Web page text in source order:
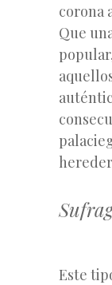
corona
Que
Este